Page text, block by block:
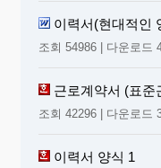
이력서(현대적인
조회 54986 | 다운로드
근로계약서 (표준
조회 42296 | 다운로드
이력서 양식 1